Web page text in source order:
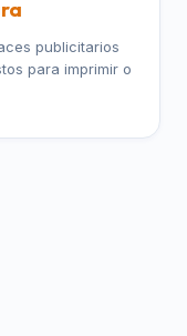
publicitarios
para imprimir o